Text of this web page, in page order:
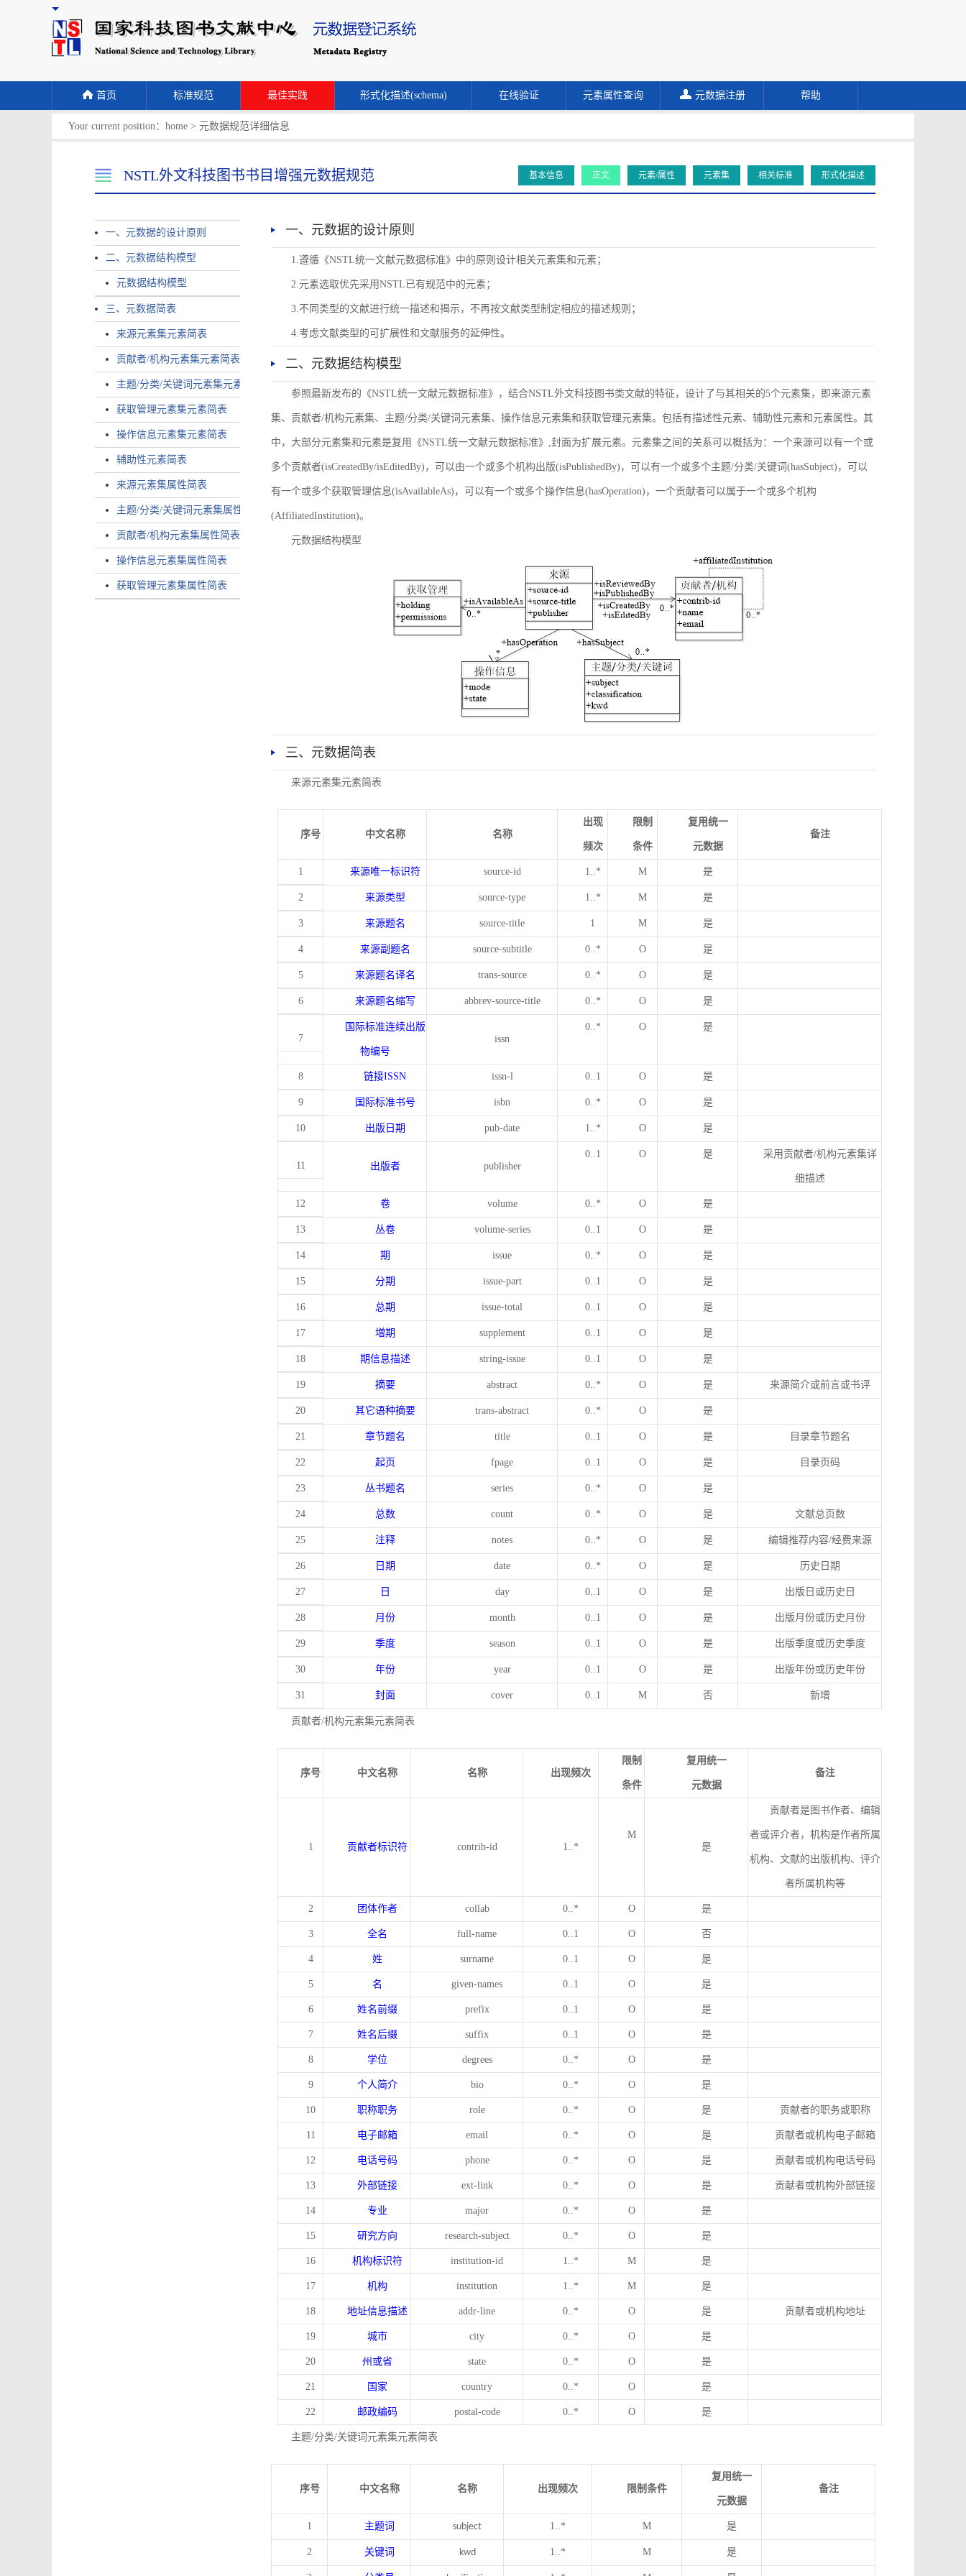
首页 标准规范 最佳实践 形式化描述(schema) 在线验证 元素属性查询 元数据注册 帮助
Your current position： home > 元数据规范详细信息
NSTL外文科技图书书目增强元数据规范 基本信息 正文 元素/属性 元素集 相关标准 形式化描述
一、元数据的设计原则
二、元数据结构模型
元数据结构模型
三、元数据简表
来源元素集元素简表
贡献者/机构元素集元素简表
主题/分类/关键词元素集元素简表
获取管理元素集元素简表
操作信息元素集元素简表
辅助性元素简表
来源元素集属性简表
主题/分类/关键词元素集属性简表
贡献者/机构元素集属性简表
操作信息元素集属性简表
获取管理元素集属性简表
一、元数据的设计原则
1.遵循《NSTL统一文献元数据标准》中的原则设计相关元素集和元素；
2.元素选取优先采用NSTL已有规范中的元素；
3.不同类型的文献进行统一描述和揭示，不再按文献类型制定相应的描述规则；
4.考虑文献类型的可扩展性和文献服务的延伸性。
二、元数据结构模型
参照最新发布的《NSTL统一文献元数据标准》，结合NSTL外文科技图书类文献的特征，设计了与其相关的5个元素集，即来源元素
集、贡献者/机构元素集、主题/分类/关键词元素集、操作信息元素集和获取管理元素集。包括有描述性元素、辅助性元素和元素属性。其
中，大部分元素集和元素是复用《NSTL统一文献元数据标准》,封面为扩展元素。元素集之间的关系可以概括为：一个来源可以有一个或
多个贡献者(isCreatedBy/isEditedBy)，可以由一个或多个机构出版(isPublishedBy)，可以有一个或多个主题/分类/关键词(hasSubject)，可以
有一个或多个获取管理信息(isAvailableAs)，可以有一个或多个操作信息(hasOperation)，一个贡献者可以属于一个或多个机构
(AffiliatedInstitution)。
元数据结构模型
三、元数据简表
来源元素集元素简表
序号 中文名称 名称
出现
频次
限制
条件
复用统一
元数据
备注
1 来源唯一标识符 source-id 1..* M 是
2 来源类型 source-type 1..* M 是
3 来源题名 source-title 1 M 是
4 来源副题名 source-subtitle 0..* O 是
5 来源题名译名 trans-source 0..* O 是
6 来源题名缩写 abbrev-source-title 0..* O 是
7
国际标准连续出版
物编号
issn
0..* O 是
8 链接ISSN issn-l 0..1 O 是
9 国际标准书号 isbn 0..* O 是
10 出版日期 pub-date 1..* O 是
11 出版者 publisher
0..1 O 是 采用贡献者/机构元素集详
细描述
12 卷 volume 0..* O 是
13 丛卷 volume-series 0..1 O 是
14 期 issue 0..* O 是
15 分期 issue-part 0..1 O 是
16 总期 issue-total 0..1 O 是
17 増期 supplement 0..1 O 是
18 期信息描述 string-issue 0..1 O 是
19 摘要 abstract 0..* O 是 来源简介或前言或书评
20 其它语种摘要 trans-abstract 0..* O 是
21 章节题名 title 0..1 O 是 目录章节题名
22 起页 fpage 0..1 O 是 目录页码
23 丛书题名 series 0..* O 是
24 总数 count 0..* O 是 文献总页数
25 注释 notes 0..* O 是 编辑推荐内容/经费来源
26 日期 date 0..* O 是 历史日期
27 日 day 0..1 O 是 出版日或历史日
28 月份 month 0..1 O 是 出版月份或历史月份
29 季度 season 0..1 O 是 出版季度或历史季度
30 年份 year 0..1 O 是 出版年份或历史年份
31 封面 cover 0..1 M 否 新增
贡献者/机构元素集元素简表
序号 中文名称 名称 出现频次
限制
条件
复用统一
元数据
备注
1 贡献者标识符 contrib-id 1..*
M
是
贡献者是图书作者、编辑
者或评介者，机构是作者所属
机构、文献的出版机构、评介
者所属机构等
2 团体作者 collab 0..* O 是
3 全名 full-name 0..1 O 否
4 姓 surname 0..1 O 是
5 名 given-names 0..1 O 是
6 姓名前缀 prefix 0..1 O 是
7 姓名后缀 suffix 0..1 O 是
8 学位 degrees 0..* O 是
9 个人简介 bio 0..* O 是
10 职称职务 role 0..* O 是 贡献者的职务或职称
11 电子邮箱 email 0..* O 是 贡献者或机构电子邮箱
12 电话号码 phone 0..* O 是 贡献者或机构电话号码
13 外部链接 ext-link 0..* O 是 贡献者或机构外部链接
14 专业 major 0..* O 是
15 研究方向 research-subject 0..* O 是
16 机构标识符 institution-id 1..* M 是
17 机构 institution 1..* M 是
18 地址信息描述 addr-line 0..* O 是 贡献者或机构地址
19 城市 city 0..* O 是
20 州或省 state 0..* O 是
21 国家 country 0..* O 是
22 邮政编码 postal-code 0..* O 是
主题/分类/关键词元素集元素简表
序号 中文名称 名称 出现频次 限制条件
复用统一
元数据
备注
1 主题词 subject 1..* M 是
2 关键词 kwd 1..* M 是